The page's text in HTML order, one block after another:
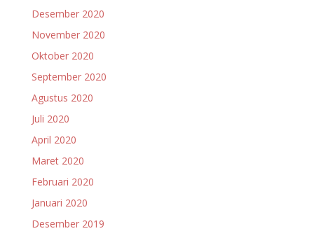
Desember 2020
November 2020
Oktober 2020
September 2020
Agustus 2020
Juli 2020
April 2020
Maret 2020
Februari 2020
Januari 2020
Desember 2019